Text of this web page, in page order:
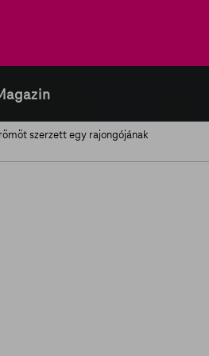
szerzett egy rajongójának